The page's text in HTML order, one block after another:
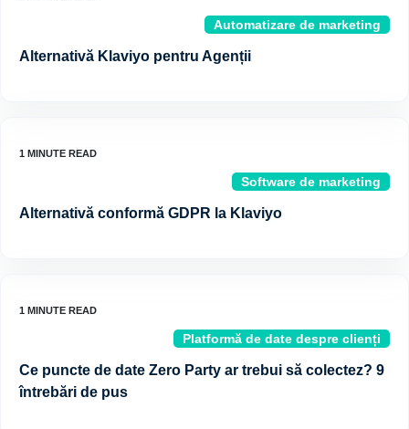
Automatizare de marketing
Alternativă Klaviyo pentru Agenții
Software de marketing
Alternativă conformă GDPR la Klaviyo
Platformă de date despre clienți
Ce puncte de date Zero Party ar trebui să colectez? 9
întrebări de pus